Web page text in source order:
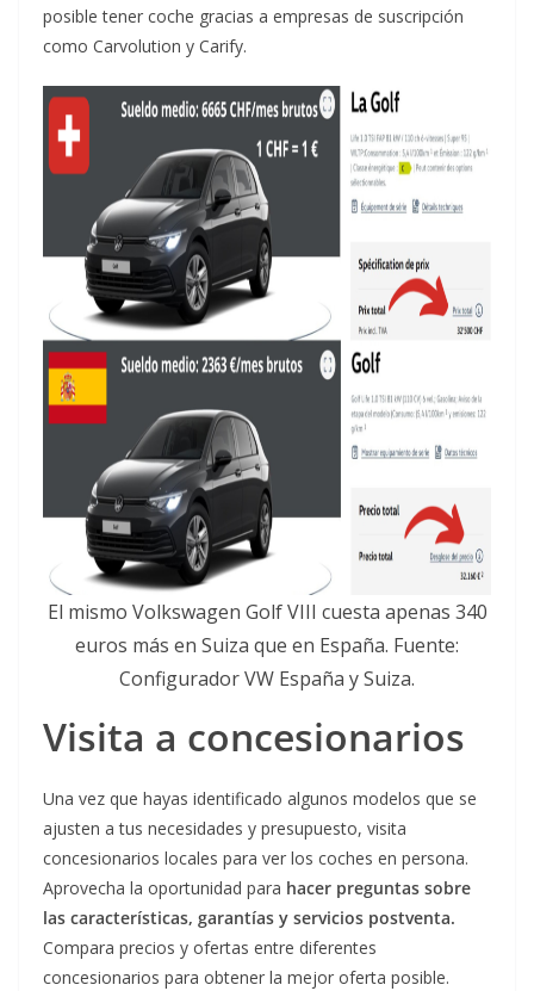
posible tener coche gracias a empresas de suscripción
como Carvolution y Carify.
El mismo Volkswagen Golf VIII cuesta apenas 340
euros más en Suiza que en España. Fuente:
Configurador VW España y Suiza.
Visita a concesionarios
Una vez que hayas identificado algunos modelos que se
ajusten a tus necesidades y presupuesto, visita
concesionarios locales para ver los coches en persona.
Aprovecha la oportunidad para hacer preguntas sobre
las características, garantías y servicios postventa.
Compara precios y ofertas entre diferentes
concesionarios para obtener la mejor oferta posible.